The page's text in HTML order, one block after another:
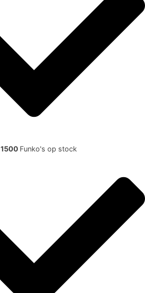
1500 Funko's op stock